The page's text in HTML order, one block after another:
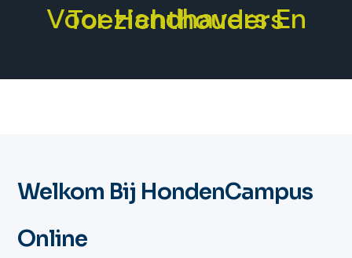
Voor Handhavers En Toezichthouders
Welkom Bij HondenCampus
Online